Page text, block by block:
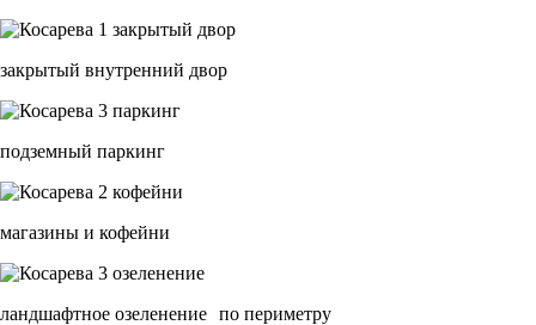
закрытый внутренний двор
подземный паркинг
магазины и кофейни
ландшафтное озеленение по периметру